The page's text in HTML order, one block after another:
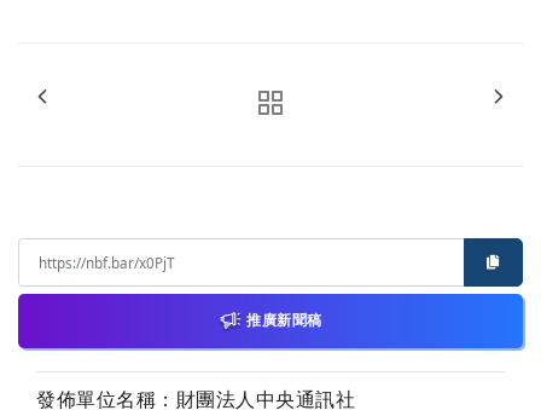
推廣新聞稿
發佈單位名稱：財團法人中央通訊社